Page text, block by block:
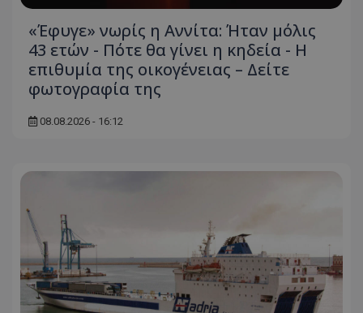
«Έφυγε» νωρίς η Αννίτα: Ήταν μόλις
43 ετών - Πότε θα γίνει η κηδεία - Η
επιθυμία της οικογένειας – Δείτε
φωτογραφία της
08.08.2026 - 16:12